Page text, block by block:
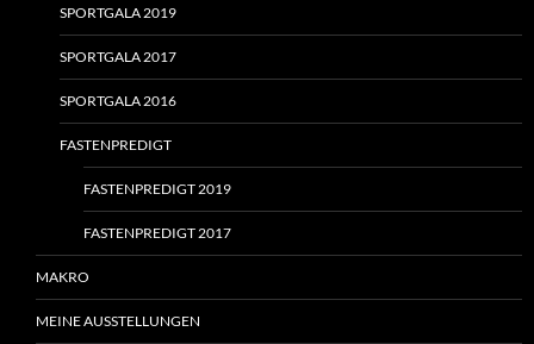
SPORTGALA 2019
SPORTGALA 2017
SPORTGALA 2016
FASTENPREDIGT
FASTENPREDIGT 2019
FASTENPREDIGT 2017
MAKRO
MEINE AUSSTELLUNGEN